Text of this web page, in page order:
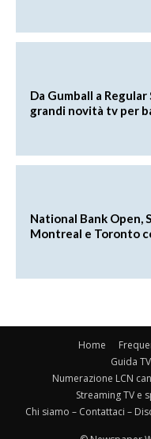
Da Gumball a Regular
grandi novità tv per
National Bank Open,
Montreal e Toronto
Home
Guida
Numerazione LCN
Streaming TV e
Chi siamo – Contattaci –